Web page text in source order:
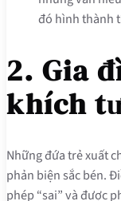
đó hình thành
2. Gia
khích
Những đứa trẻ xuất
phản biện sắc bén.
phép “sai” và được